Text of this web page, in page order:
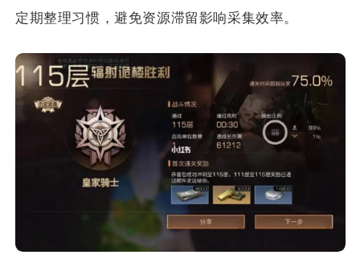
定期整理习惯，避免资源滞留影响采集效率。